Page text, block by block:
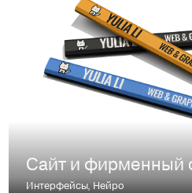
Интерфейсы,Нейро